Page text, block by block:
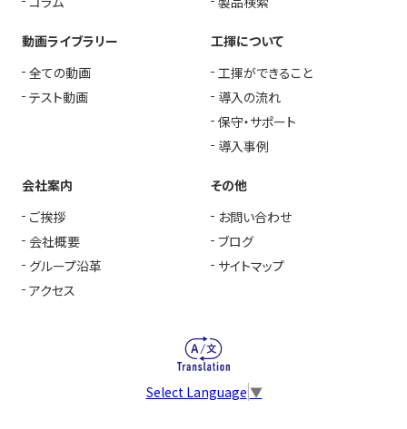
動画ライブラリー
全ての動画
テスト動画
工揮について
工揮ができること
導入の流れ
保守・サポート
導入事例
会社案内
ご挨拶
会社概要
グループ沿革
アクセス
その他
お問い合わせ
ブログ
サイトマップ
Select Language ▼